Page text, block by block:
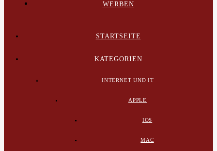
WERBEN
STARTSEITE
KATEGORIEN
INTERNET UND IT
APPLE
IOS
MAC